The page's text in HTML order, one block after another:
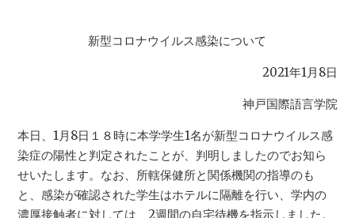
新型コロナウイルス感染について
2021年1月8日
神戸国際語言学院
本日、1月8日１８時に本学学生1名が新型コロナウイルス感
染症の陽性と判定されたことが、判明しましたのでお知ら
せいたします。なお、所轄保健所と関係機関の指導のも
と、感染が確認された学生はホテルに隔離を行い、学内の
濃厚接触者に対しては、2週間の自宅待機を指示しました。